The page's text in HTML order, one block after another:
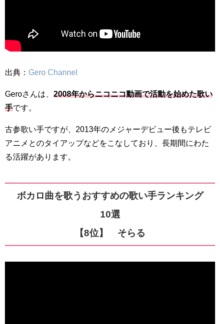
出典： Gero Channel
Geroさんは、 2008年からニコニコ動画で活動を始めた歌い
手です。
古参歌い手ですが、2013年のメジャーデビュー後もテレビ
アニメとのタイアップなどをこなしており、長期間にわた
る活躍があります。
ボカロ曲を歌うおすすめの歌い手ランキング
10選
【8位】 そらる